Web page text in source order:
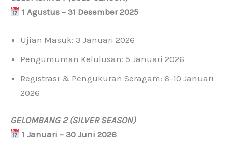
1 Agustus – 31 Desember 2025
Ujian Masuk: 3 Januari 2026
Pengumuman Kelulusan: 5 Januari 2026
Registrasi & Pengukuran Seragam: 6-10 Januari
2026
GELOMBANG 2 (SILVER SEASON)
1 Januari – 30 Juni 2026